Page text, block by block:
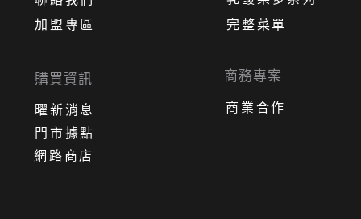
網路商店
門市據點
曜新消息
購買資訊
加盟專區
商務專案
商業合作
完整菜單